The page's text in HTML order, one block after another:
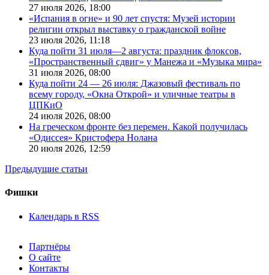
27 июля 2026, 18:00
«Испания в огне» и 90 лет спустя: Музей истории
религии открыл выставку о гражданской войне
23 июля 2026, 11:18
Куда пойти 31 июля—2 августа: праздник флоксов,
«Пространственный сдвиг» у Манежа и «Музыка мира»
31 июля 2026, 08:00
Куда пойти 24 — 26 июля: Джазовый фестиваль по
всему городу, «Окна Открой» и уличные театры в
ЦПКиО
24 июля 2026, 08:00
На греческом фронте без перемен. Какой получилась
«Одиссея» Кристофера Нолана
20 июля 2026, 12:59
Предыдущие статьи
Фишки
Календарь в RSS
Партнёры
О сайте
Контакты